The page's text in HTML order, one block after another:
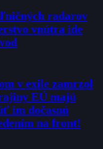
radarov
vnútra ide
v exile zamrzol
EÚ majú
im dočasnú
na front!